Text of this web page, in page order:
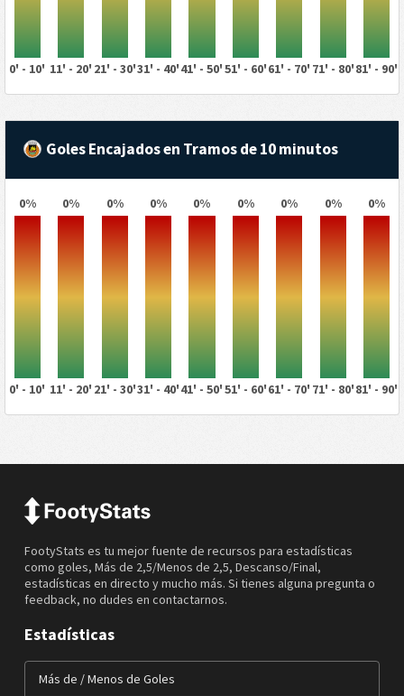
0' - 10' 11' - 20' 21' - 30'31' - 40'41' - 50'51' - 60'61' - 70' 71' - 80'81' - 90'
Goles Encajados en Tramos de 10 minutos
0% 0% 0% 0% 0% 0% 0% 0% 0%
0' - 10' 11' - 20' 21' - 30'31' - 40'41' - 50'51' - 60'61' - 70' 71' - 80'81' - 90'
FootyStats es tu mejor fuente de recursos para estadísticas
como goles, Más de 2,5/Menos de 2,5, Descanso/Final,
estadísticas en directo y mucho más. Si tienes alguna pregunta o
feedback, no dudes en contactarnos.
Estadísticas
Más de / Menos de Goles